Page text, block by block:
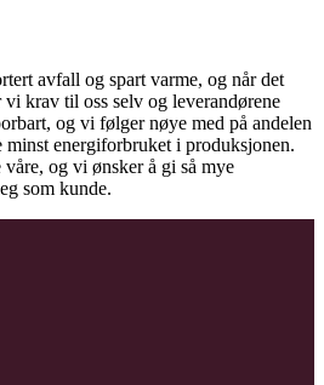
avfall og spart varme, og når det
krav til oss selv og leverandørene
og vi følger nøye med på andelen
energiforbruket i produksjonen.
og vi ønsker å gi så mye
som kunde.